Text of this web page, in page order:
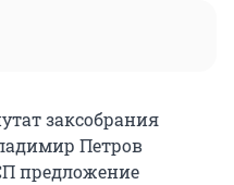
заксобрания
Петров
предложение